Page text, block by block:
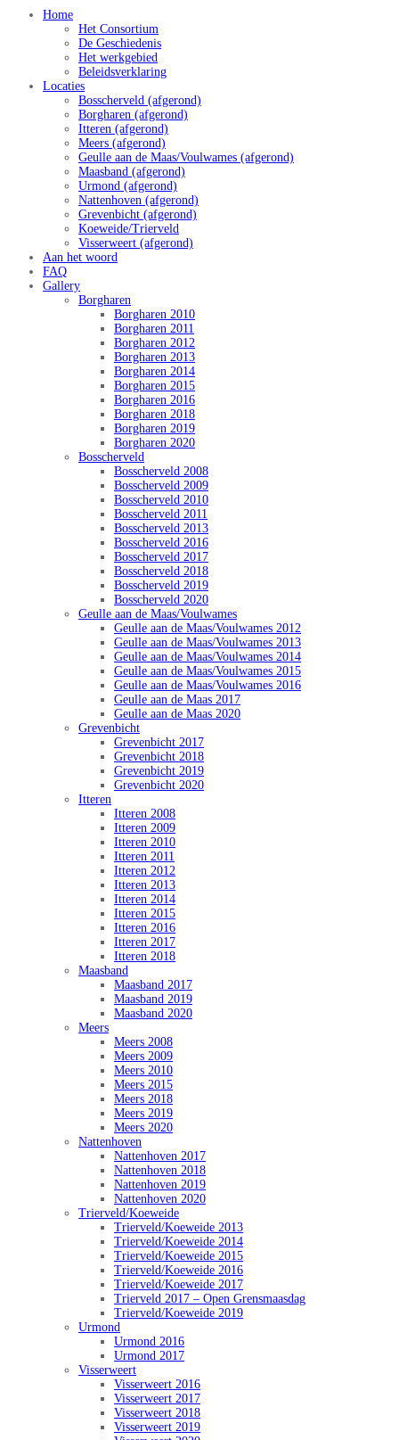
Home
Het Consortium
De Geschiedenis
Het werkgebied
Beleidsverklaring
Locaties
Bosscherveld (afgerond)
Borgharen (afgerond)
Itteren (afgerond)
Meers (afgerond)
Geulle aan de Maas/Voulwames (afgerond)
Maasband (afgerond)
Urmond (afgerond)
Nattenhoven (afgerond)
Grevenbicht (afgerond)
Koeweide/Trierveld
Visserweert (afgerond)
Aan het woord
FAQ
Gallery
Borgharen
Borgharen 2010
Borgharen 2011
Borgharen 2012
Borgharen 2013
Borgharen 2014
Borgharen 2015
Borgharen 2016
Borgharen 2018
Borgharen 2019
Borgharen 2020
Bosscherveld
Bosscherveld 2008
Bosscherveld 2009
Bosscherveld 2010
Bosscherveld 2011
Bosscherveld 2013
Bosscherveld 2016
Bosscherveld 2017
Bosscherveld 2018
Bosscherveld 2019
Bosscherveld 2020
Geulle aan de Maas/Voulwames
Geulle aan de Maas/Voulwames 2012
Geulle aan de Maas/Voulwames 2013
Geulle aan de Maas/Voulwames 2014
Geulle aan de Maas/Voulwames 2015
Geulle aan de Maas/Voulwames 2016
Geulle aan de Maas 2017
Geulle aan de Maas 2020
Grevenbicht
Grevenbicht 2017
Grevenbicht 2018
Grevenbicht 2019
Grevenbicht 2020
Itteren
Itteren 2008
Itteren 2009
Itteren 2010
Itteren 2011
Itteren 2012
Itteren 2013
Itteren 2014
Itteren 2015
Itteren 2016
Itteren 2017
Itteren 2018
Maasband
Maasband 2017
Maasband 2019
Maasband 2020
Meers
Meers 2008
Meers 2009
Meers 2010
Meers 2015
Meers 2018
Meers 2019
Meers 2020
Nattenhoven
Nattenhoven 2017
Nattenhoven 2018
Nattenhoven 2019
Nattenhoven 2020
Trierveld/Koeweide
Trierveld/Koeweide 2013
Trierveld/Koeweide 2014
Trierveld/Koeweide 2015
Trierveld/Koeweide 2016
Trierveld/Koeweide 2017
Trierveld 2017 – Open Grensmaasdag
Trierveld/Koeweide 2019
Urmond
Urmond 2016
Urmond 2017
Visserweert
Visserweert 2016
Visserweert 2017
Visserweert 2018
Visserweert 2019